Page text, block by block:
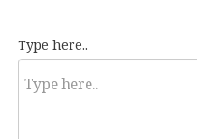
Type here..
57 Vành Đai Tây (số cũ: